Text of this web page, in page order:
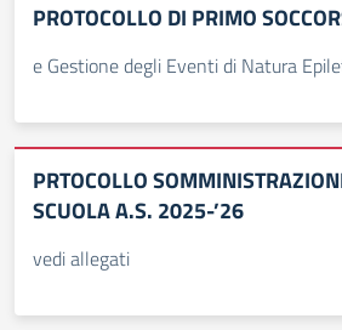
PROTOCOLLO DI PRIMO
e Gestione degli Eventi di Natura
PRTOCOLLO
SCUOLA A.S. 2025-’26
vedi allegati